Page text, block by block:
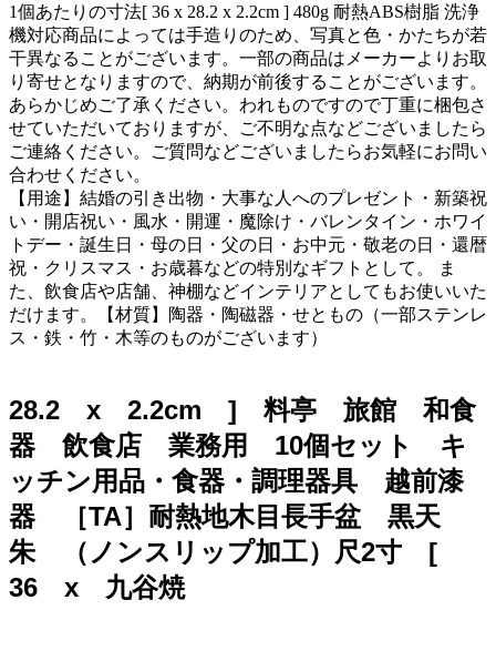
1個あたりの寸法[ 36 x 28.2 x 2.2cm ] 480g 耐熱ABS樹脂 洗浄
機対応商品によっては手造りのため、写真と色・かたちが若
干異なることがございます。一部の商品はメーカーよりお取
り寄せとなりますので、納期が前後することがございます。
あらかじめご了承ください。われものですので丁重に梱包さ
せていただいておりますが、ご不明な点などございましたら
ご連絡ください。ご質問などございましたらお気軽にお問い
合わせください。
【用途】結婚の引き出物・大事な人へのプレゼント・新築祝
い・開店祝い・風水・開運・魔除け・バレンタイン・ホワイ
トデー・誕生日・母の日・父の日・お中元・敬老の日・還暦
祝・クリスマス・お歳暮などの特別なギフトとして。 ま
た、飲食店や店舗、神棚などインテリアとしてもお使いいた
だけます。【材質】陶器・陶磁器・せともの（一部ステンレ
ス・鉄・竹・木等のものがございます）
28.2 x 2.2cm ] 料亭 旅館 和食
器 飲食店 業務用 10個セット キ
ッチン用品・食器・調理器具 越前漆
器 ［TA］耐熱地木目長手盆 黒天
朱 （ノンスリップ加工）尺2寸 [
36 x 九谷焼